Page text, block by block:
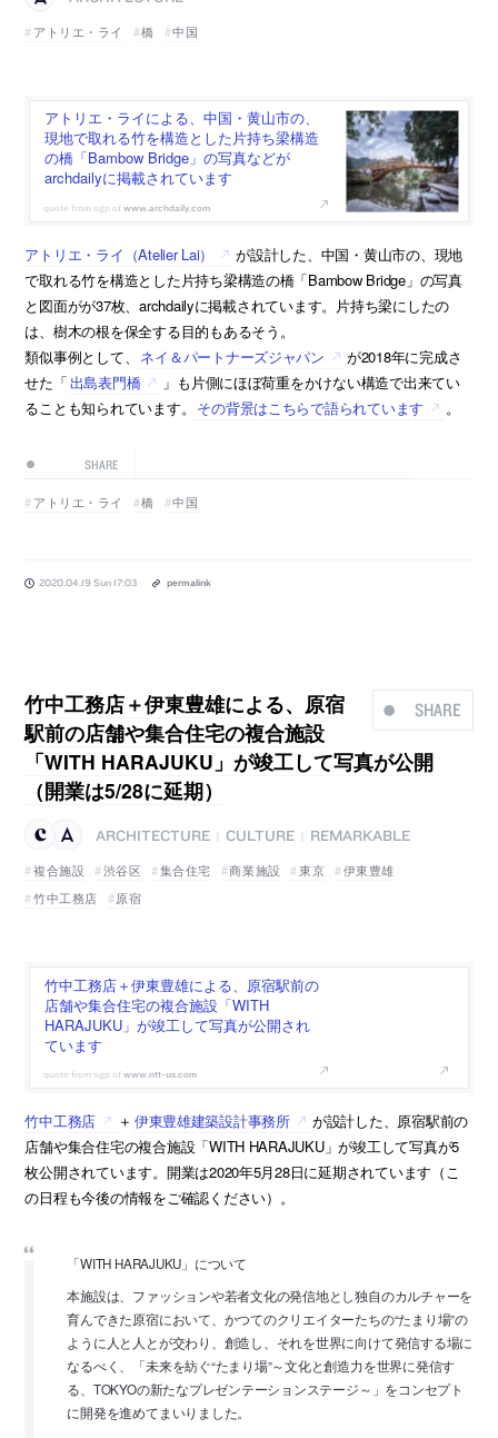
アトリエ・ライ
橋 中国
アトリエ・ライによる、中国・黄山市の、
現地で取れる竹を構造とした片持ち梁構造
の橋「Bambow Bridge」の写真などが
archdailyに掲載されています
www.archdaily.com
アトリエ・ライ（Atelier Lai）
が設計した、中国・黄山市の、現地
で取れる竹を構造とした片持ち梁構造の橋「Bambow Bridge」の写真
と図面がが37枚、archdailyに掲載されています。片持ち梁にしたの
は、樹木の根を保全する目的もあるそう。
類似事例として、
ネイ＆パートナーズジャパン
が2018年に完成さ
せた「出島表門橋
」も片側にほぼ荷重をかけない構造で出来てい
ることも知られています。 その背景はこちらで語られています 。
SHARE
アトリエ・ライ 橋 中国
2020.04.19 Sun 17:03 permalink
SHARE
竹中工務店＋伊東豊雄による、原宿
駅前の店舗や集合住宅の複合施設
「WITH HARAJUKU」が竣工して写真が公開
（開業は5/28に延期）
ARCHITECTURE CULTURE
REMARKABLE
複合施設
渋谷区 集合住宅 商業施設 東京
伊東豊雄
竹中工務店
原宿
竹中工務店＋伊東豊雄による、原宿駅前の
店舗や集合住宅の複合施設「WITH
HARAJUKU」が竣工して写真が公開され
ています
www.ntt-us.com
竹中工務店 ＋ 伊東豊雄建築設計事務所
が設計した、原宿駅前の
店舗や集合住宅の複合施設「WITH HARAJUKU」が竣工して写真が5
枚公開されています。開業は2020年5月28日に延期されています（こ
の日程も今後の情報をご確認ください）。
「WITH HARAJUKU」について
本施設は、ファッションや若者文化の発信地とし独自のカルチャーを
育んできた原宿において、かつてのクリエイターたちの“たまり場”の
ように人と人とが交わり、創造し、それを世界に向けて発信する場に
なるべく、「未来を紡ぐ“たまり場”～文化と創造力を世界に発信す
る、TOKYOの新たなプレゼンテーションステージ～」をコンセプト
に開発を進めてまいりました。